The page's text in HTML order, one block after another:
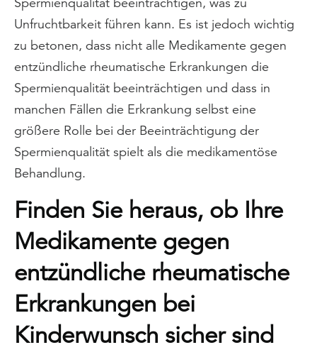
Unfruchtbarkeit führen kann. Es ist jedoch wichtig
zu betonen, dass nicht alle Medikamente gegen
entzündliche rheumatische Erkrankungen die
Spermienqualität beeinträchtigen und dass in
manchen Fällen die Erkrankung selbst eine
größere Rolle bei der Beeinträchtigung der
Spermienqualität spielt als die medikamentöse
Behandlung.
Finden Sie heraus, ob Ihre
Medikamente gegen
entzündliche rheumatische
Erkrankungen bei
Kinderwunsch sicher sind